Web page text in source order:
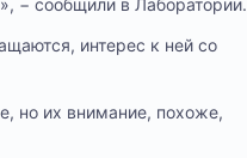
интерес к ней со
но их внимание, похоже,